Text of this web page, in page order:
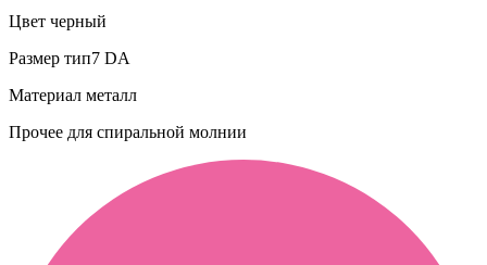
Цвет черный
Размер тип7 DA
Материал металл
Прочее для спиральной молнии